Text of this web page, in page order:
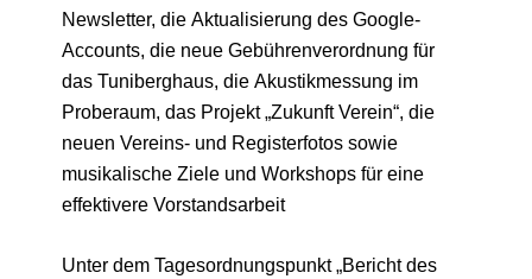
Newsletter, die Aktualisierung des Google-
Accounts, die neue Gebührenverordnung für
das Tuniberghaus, die Akustikmessung im
Proberaum, das Projekt „Zukunft Verein“, die
neuen Vereins- und Registerfotos sowie
musikalische Ziele und Workshops für eine
effektivere Vorstandsarbeit
Unter dem Tagesordnungspunkt „Bericht des